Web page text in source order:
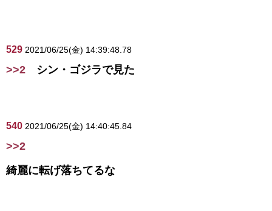
529 2021/06/25(金) 14:39:48.78
>>2 シン・ゴジラで見た
540 2021/06/25(金) 14:40:45.84
>>2
綺麗に転げ落ちてるな